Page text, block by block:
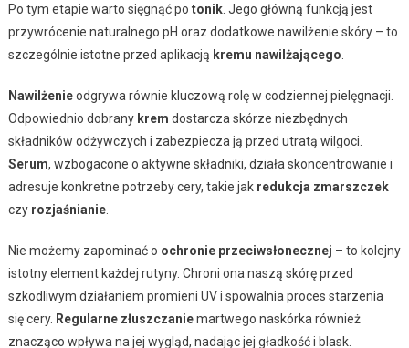
Po tym etapie warto sięgnąć po tonik. Jego główną funkcją jest
przywrócenie naturalnego pH oraz dodatkowe nawilżenie skóry – to
szczególnie istotne przed aplikacją kremu nawilżającego
Nawilżenieodgrywa równie kluczową rolę w codziennej pielęgnacji.
Odpowiednio dobrany krem dostarcza skórze niezbędnych
składników odżywczych i zabezpiecza ją przed utratą wilgoci.
Serum, wzbogacone o aktywne składniki, działa skoncentrowanie i
adresuje konkretne potrzeby cery, takie jak redukcja zmarszczek
czy rozjaśnianie.
Nie możemy zapominać o ochronie przeciwsłonecznej – to kolejny
istotny element każdej rutyny. Chroni ona naszą skórę przed
szkodliwym działaniem promieni UV i spowalnia proces starzenia
się cery. Regularne złuszczaniemartwego naskórka również
znacząco wpływa na jej wygląd, nadając jej gładkość i blask.